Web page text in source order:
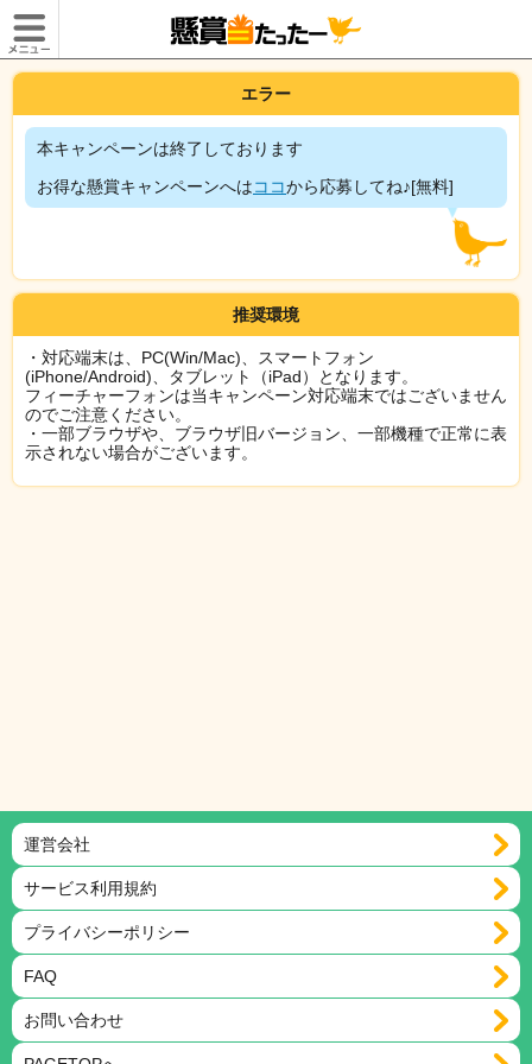
エラー
本キャンペーンは終了しております
お得な懸賞キャンペーンへはココから応募してね♪[無料]
推奨環境
・対応端末は、PC(Win/Mac)、スマートフォン
(iPhone/Android)、タブレット（iPad）となります。
フィーチャーフォンは当キャンペーン対応端末ではございません
のでご注意ください。
・一部ブラウザや、ブラウザ旧バージョン、一部機種で正常に表
示されない場合がございます。
運営会社
サービス利用規約
プライバシーポリシー
FAQ
お問い合わせ